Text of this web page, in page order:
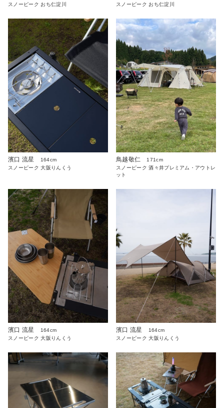
スノーピーク おち仁淀川
スノーピーク おち仁淀川
濱口 流星
164cm
スノーピーク 大阪りんくう
鳥越敬仁
171cm
スノーピーク 酒々井プレミアム・アウトレ
ット
濱口 流星
164cm
スノーピーク 大阪りんくう
濱口 流星
164cm
スノーピーク 大阪りんくう